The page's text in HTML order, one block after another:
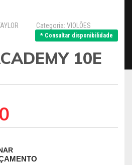
Categoria: VIOLÕES
* Consultar disponibilidade
10E